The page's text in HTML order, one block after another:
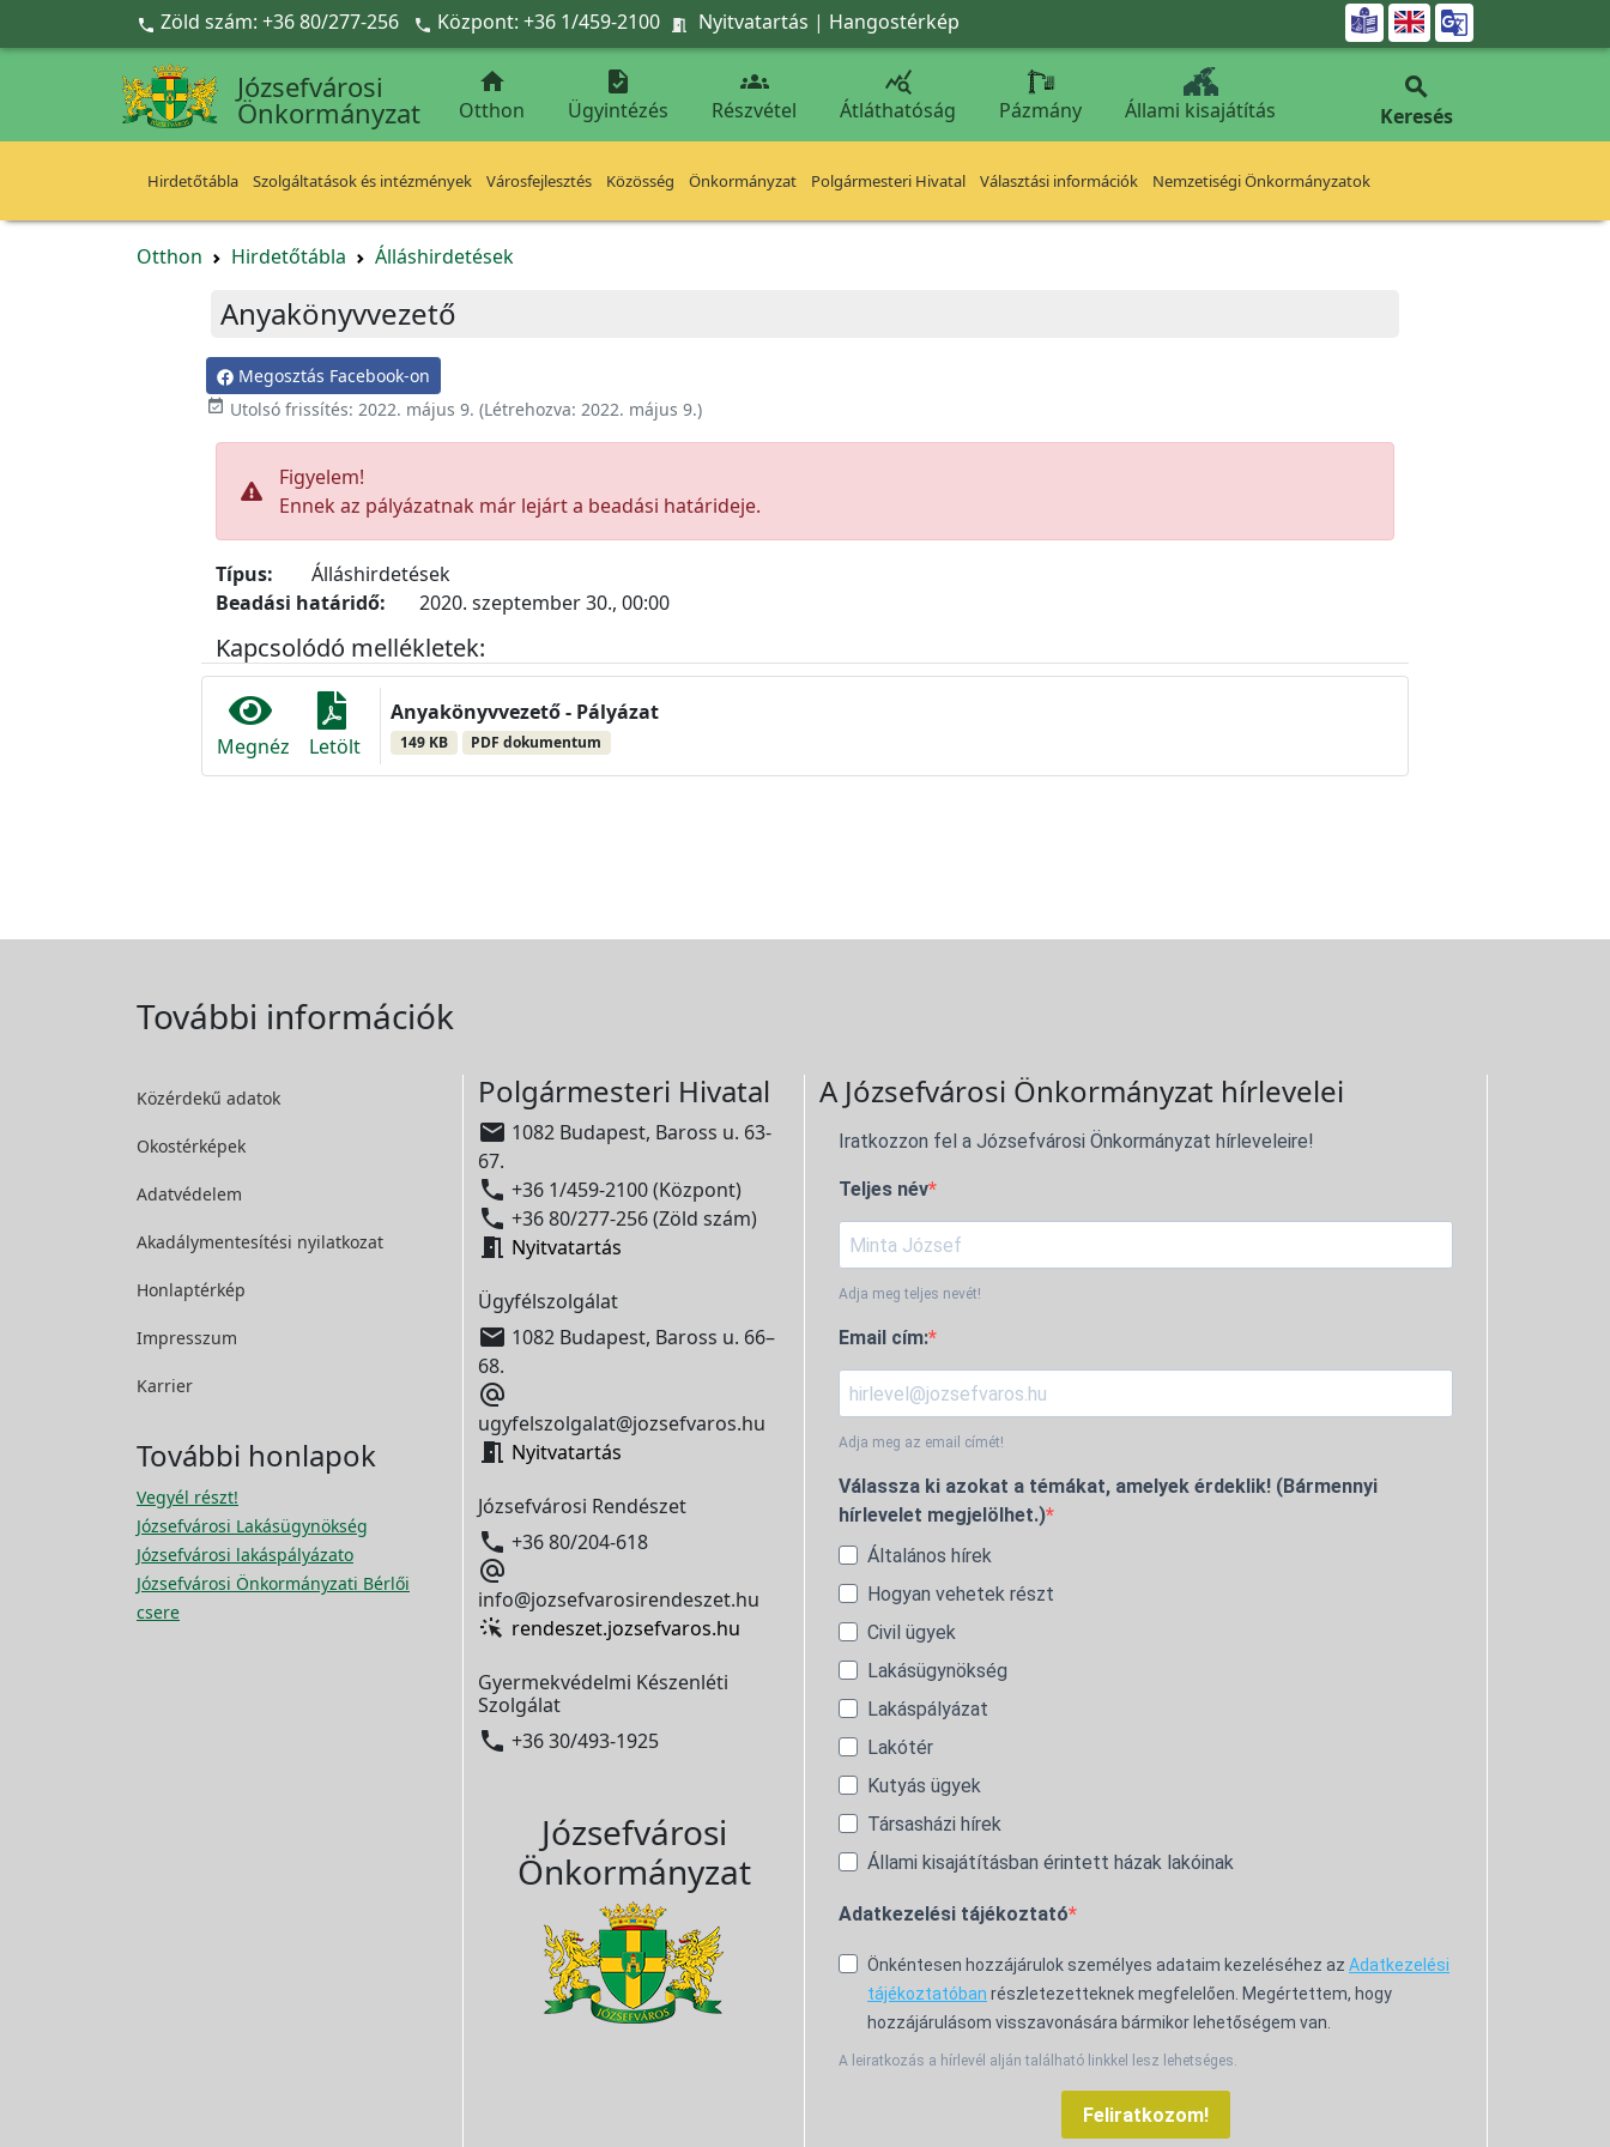
Ugrás a fő tartalomra
 Zöld szám: +36 80/277-256  Központ: +36 1/459-2100  Nyitvatartás | Hangostérkép 
Józsefvárosi
Önkormányzat

Otthon

Ügyintézés

Részvétel

Átláthatóság Pázmány Állami kisajátítás

Keresés
Hirdetőtábla Szolgáltatások és intézmények Városfejlesztés Közösség Önkormányzat Polgármesteri Hivatal Választási információk Nemzetiségi Önkormányzatok
Otthon Hirdetőtábla Álláshirdetések
Anyakönyvvezető
Megosztás Facebook-on
 Utolsó frissítés: 2022. május 9. (Létrehozva: 2022. május 9.)
Figyelem!
Ennek az pályázatnak már lejárt a beadási határideje.
Típus:
Álláshirdetések
Beadási határidő:
2020. szeptember 30., 00:00
Kapcsolódó mellékletek:
Megnéz Letölt
Anyakönyvvezető - Pályázat
149 KB PDF dokumentum
További információk
Közérdekű adatok
Okostérképek
Adatvédelem
Akadálymentesítési nyilatkozat
Honlaptérkép
Impresszum
Karrier
További honlapok
Vegyél részt!
Józsefvárosi Lakásügynökség
Józsefvárosi lakáspályázato
Józsefvárosi Önkormányzati Bérlői
csere
Polgármesteri Hivatal
 1082 Budapest, Baross u. 63-
67.
 +36 1/459-2100 (Központ)
 +36 80/277-256 (Zöld szám)
 Nyitvatartás
Ügyfélszolgálat
 1082 Budapest, Baross u. 66–
68.

ugyfelszolgalat@jozsefvaros.hu
 Nyitvatartás
Józsefvárosi Rendészet
 +36 80/204-618

info@jozsefvarosirendeszet.hu
rendeszet.jozsefvaros.hu
Gyermekvédelmi Készenléti
Szolgálat
 +36 30/493-1925
Józsefvárosi
Önkormányzat
A Józsefvárosi Önkormányzat hírlevelei
Iratkozzon fel a Józsefvárosi Önkormányzat hírleveleire!
Teljes név
Adja meg teljes nevét!
Email cím:
Adja meg az email címét!
Válassza ki azokat a témákat, amelyek érdeklik! (Bármennyi
hírlevelet megjelölhet.)
Általános hírek
Hogyan vehetek részt
Civil ügyek
Lakásügynökség
Lakáspályázat
Lakótér
Kutyás ügyek
Társasházi hírek
Állami kisajátításban érintett házak lakóinak
Adatkezelési tájékoztató
Önkéntesen hozzájárulok személyes adataim kezeléséhez az Adatkezelési
tájékoztatóban részletezetteknek megfelelően. Megértettem, hogy
hozzájárulásom visszavonására bármikor lehetőségem van.
A leiratkozás a hírlevél alján található linkkel lesz lehetséges.
Feliratkozom!